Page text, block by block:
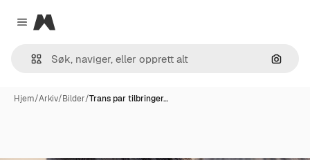
Close menu
Magnific
Søk
Hjem/Arkiv/Bilder/Trans par tilbringer…